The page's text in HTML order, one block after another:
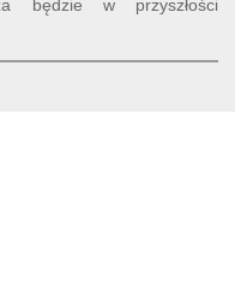
będzie w przyszłości